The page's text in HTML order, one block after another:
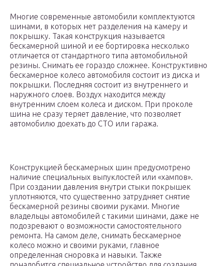
Многие современные автомобили комплектуются
шинами, в которых нет разделения на камеру и
покрышку. Такая конструкция называется
бескамерной шиной и ее бортировка несколько
отличается от стандартного типа автомобильной
резины. Снимать ее гораздо сложнее. Конструктивно
бескамерное колесо автомобиля состоит из диска и
покрышки. Последняя состоит из внутреннего и
наружного слоев. Воздух находится между
внутренним слоем колеса и диском. При проколе
шина не сразу теряет давление, что позволяет
автомобилю доехать до СТО или гаража.
Конструкцией бескамерных шин предусмотрено
наличие специальных выпуклостей или «хампов».
При создании давления внутри стыки покрышек
уплотняются, что существенно затрудняет снятие
бескамерной резины своими руками. Многие
владельцы автомобилей с такими шинами, даже не
подозревают о возможности самостоятельного
ремонта. На самом деле, снимать бескамерное
колесо можно и своими руками, главное
определенная сноровка и навыки. Также